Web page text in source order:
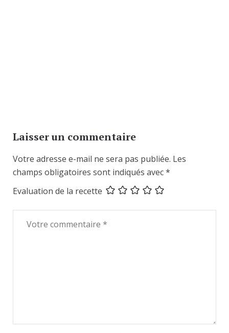
Laisser un commentaire
Votre adresse e-mail ne sera pas publiée. Les
champs obligatoires sont indiqués avec*
Evaluation de la recette